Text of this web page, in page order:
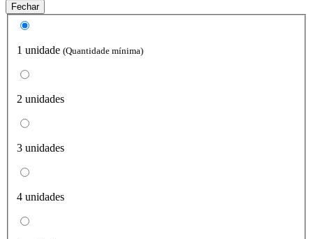
Fechar
1 unidade (Quantidade mínima)
2 unidades
3 unidades
4 unidades